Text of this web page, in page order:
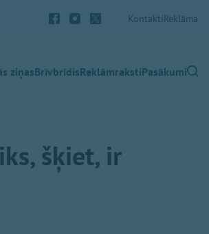
KontaktiReklāma
ziņasBrīvbrīdisReklāmrakstiPasākumi
šķiet, ir